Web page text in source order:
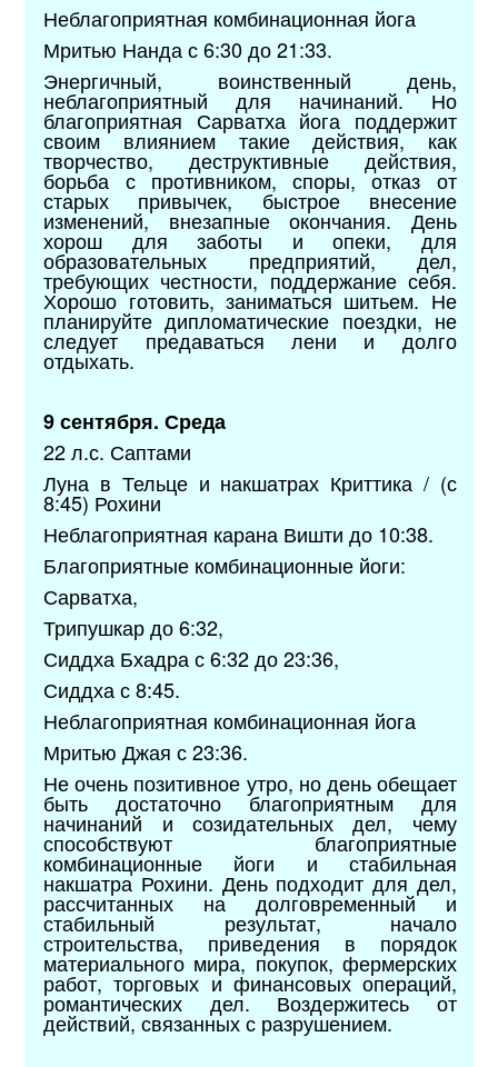
Неблагоприятная комбинационная йога
Мритью Нанда с 6:30 до 21:33.
Энергичный, воинственный день,
неблагоприятный для начинаний. Но
благоприятная Сарватха йога поддержит
своим влиянием такие действия, как
творчество, деструктивные действия,
борьба с противником, споры, отказ от
старых привычек, быстрое внесение
изменений, внезапные окончания. День
хорош для заботы и опеки, для
образовательных предприятий, дел,
требующих честности, поддержание себя.
Хорошо готовить, заниматься шитьем. Не
планируйте дипломатические поездки, не
следует предаваться лени и долго
отдыхать.
9 сентября. Среда
22 л.с. Саптами
Луна в Тельце и накшатрах Криттика / (с
8:45) Рохини
Неблагоприятная карана Вишти до 10:38.
Благоприятные комбинационные йоги:
Сарватха,
Трипушкар до 6:32,
Сиддха Бхадра с 6:32 до 23:36,
Сиддха с 8:45.
Неблагоприятная комбинационная йога
Мритью Джая с 23:36.
Не очень позитивное утро, но день обещает
быть достаточно благоприятным для
начинаний и созидательных дел, чему
способствуют благоприятные
комбинационные йоги и стабильная
накшатра Рохини. День подходит для дел,
рассчитанных на долговременный и
стабильный результат, начало
строительства, приведения в порядок
материального мира, покупок, фермерских
работ, торговых и финансовых операций,
романтических дел. Воздержитесь от
действий, связанных с разрушением.